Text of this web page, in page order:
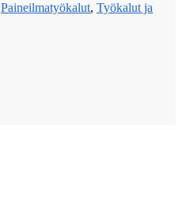
Paineilmatyökalut, Työkalut ja